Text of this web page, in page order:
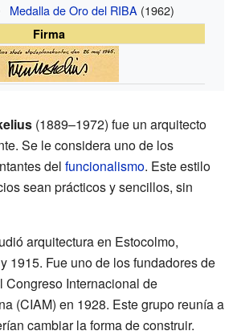
Medalla de Oro del RIBA (1962)
Firma
(1889–1972) fue un arquitecto
Se le considera uno de los
del funcionalismo. Este estilo
sean prácticos y sencillos, sin
arquitectura en Estocolmo,
1915. Fue uno de los fundadores de
Congreso Internacional de
(CIAM) en 1928. Este grupo reunía a
cambiar la forma de construir.